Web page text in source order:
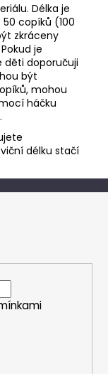
Délka je
copíků (100
zkráceny
je
děti doporučuji
být
mohou
háčku
délku stačí